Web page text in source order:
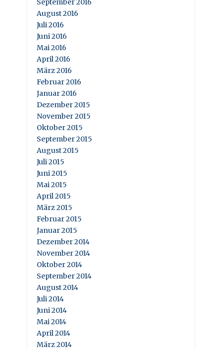
September 2016
August 2016
Juli 2016
Juni 2016
Mai 2016
April 2016
März 2016
Februar 2016
Januar 2016
Dezember 2015
November 2015
Oktober 2015
September 2015
August 2015
Juli 2015
Juni 2015
Mai 2015
April 2015
März 2015
Februar 2015
Januar 2015
Dezember 2014
November 2014
Oktober 2014
September 2014
August 2014
Juli 2014
Juni 2014
Mai 2014
April 2014
März 2014